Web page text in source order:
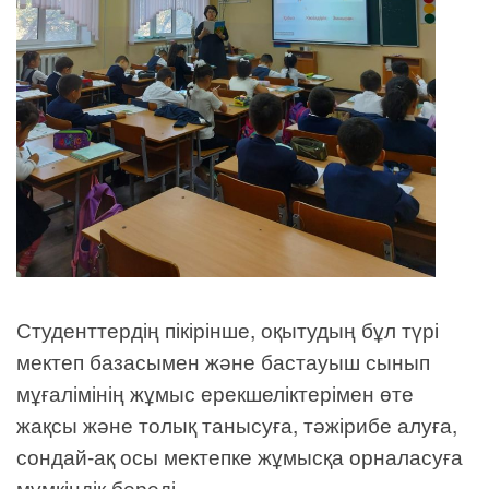
Студенттердің пікірінше, оқытудың бұл түрі
мектеп базасымен және бастауыш сынып
мұғалімінің жұмыс ерекшеліктерімен өте
жақсы және толық танысуға, тәжірибе алуға,
сондай-ақ осы мектепке жұмысқа орналасуға